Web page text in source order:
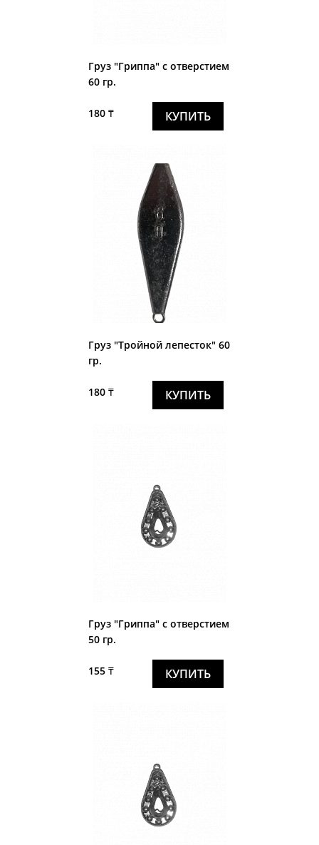
Груз "Гриппа" с отверстием
60 гр.
180 ₸ КУПИТЬ
Груз "Тройной лепесток" 60
гр.
180 ₸ КУПИТЬ
Груз "Гриппа" с отверстием
50 гр.
155 ₸ КУПИТЬ